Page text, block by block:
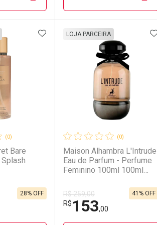
FECHAR
FECHAR
Laboratório
Ativar Desconto
Por Menos
(0)
Bare
28% OFF
ADICIONAR AOS FAVORITOS
(0)
Maison Alhambra L'Intrude
Eau de Parfum - Perfume
Feminino 100ml 100ml
LOJA PARCEIRA
R$ 259,00
R$153,00
41% OFF